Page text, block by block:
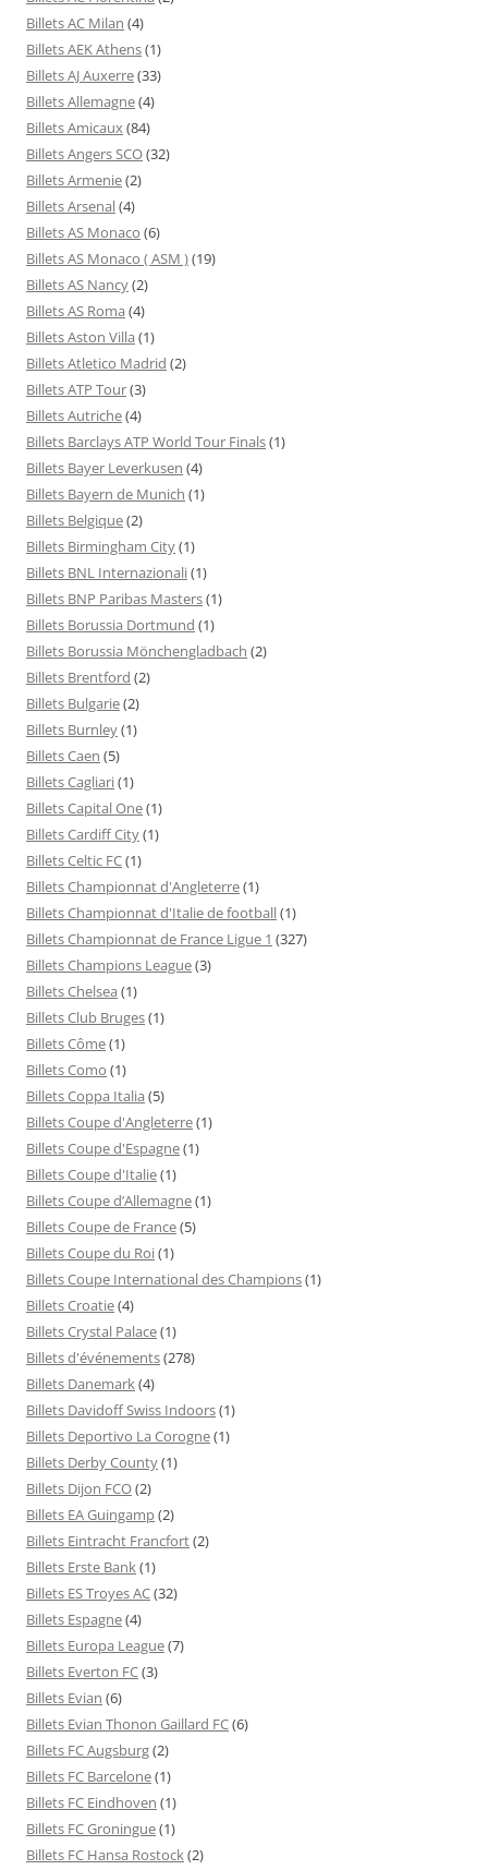
Billets AC Milan (4)
Billets AEK Athens(1)
Billets AJ Auxerre(33)
Billets Allemagne(4)
Billets Amicaux(84)
Billets Angers SCO(32)
Billets Armenie(2)
Billets Arsenal(4)
Billets AS Monaco (6)
Billets AS Monaco ( ASM )(19)
Billets AS Nancy(2)
Billets AS Roma (4)
Billets Aston Villa (1)
Billets Atletico Madrid (2)
Billets ATP Tour(3)
Billets Autriche(4)
Billets Barclays ATP World Tour Finals(1)
Billets Bayer Leverkusen (4)
Billets Bayern de Munich (1)
Billets Belgique(2)
Billets Birmingham City(1)
Billets BNL Internazionali(1)
Billets BNP Paribas Masters(1)
Billets Borussia Dortmund (1)
Billets Borussia Mönchengladbach (2)
Billets Brentford (2)
Billets Bulgarie(2)
Billets Burnley(1)
Billets Caen (5)
Billets Cagliari(1)
Billets Capital One(1)
Billets Cardiff City(1)
Billets Celtic FC(1)
Billets Championnat d'Angleterre(1)
Billets Championnat d'Italie de football(1)
Billets Championnat de France Ligue 1 (327)
Billets Champions League(3)
Billets Chelsea (1)
Billets Club Bruges(1)
Billets Côme(1)
Billets Como (1)
Billets Coppa Italia (5)
Billets Coupe d'Angleterre(1)
Billets Coupe d'Espagne(1)
Billets Coupe d'Italie(1)
Billets Coupe d’Allemagne(1)
Billets Coupe de France(5)
Billets Coupe du Roi(1)
Billets Coupe International des Champions(1)
Billets Croatie(4)
Billets Crystal Palace(1)
Billets d'événements(278)
Billets Danemark(4)
Billets Davidoff Swiss Indoors(1)
Billets Deportivo La Corogne(1)
Billets Derby County(1)
Billets Dijon FCO(2)
Billets EA Guingamp(2)
Billets Eintracht Francfort(2)
Billets Erste Bank(1)
Billets ES Troyes AC(32)
Billets Espagne(4)
Billets Europa League(7)
Billets Everton FC(3)
Billets Evian (6)
Billets Evian Thonon Gaillard FC(6)
Billets FC Augsburg(2)
Billets FC Barcelone(1)
Billets FC Eindhoven (1)
Billets FC Groningue(1)
Billets FC Hansa Rostock(2)